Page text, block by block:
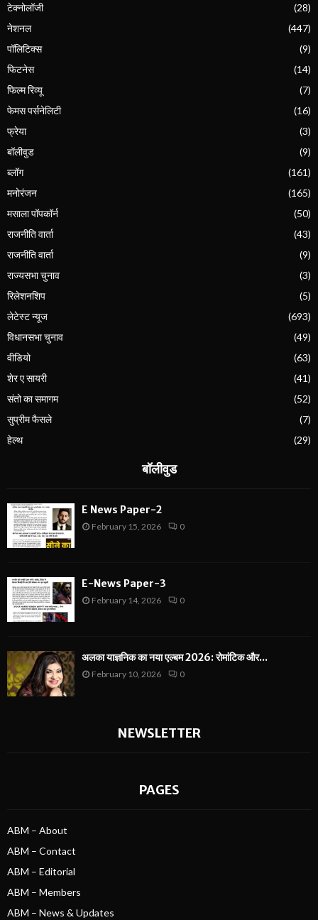
टेक्नोलॉजी
(28)
नेशनल
(447)
पॉलिटिक्स
(9)
फिटनेस
(14)
फिल्म रिव्यू
(7)
फेमस पर्सनेलिटी
(16)
फ्रेया
(3)
बॉलीवुड
(9)
ब्लॉग
(161)
मनोरंजन
(165)
मसाला पॉपकॉर्न
(50)
राजनीति वार्ता
(43)
राजनीति वार्ता
(9)
राज्यसभा चुनाव
(3)
रिलेशनशिप
(5)
लेटेस्ट न्यूज
(693)
विधानसभा चुनाव
(49)
वीडियो
(63)
शेर ए सायरी
(41)
संतो का समागम
(52)
सुप्रीम फैसले
(7)
हेल्थ
(29)
बॉलीवुड
E News Paper-2
February 15, 2026 0
E-News Paper-3
February 14, 2026 0
अलका याज्ञनिक का नया एल्बम 2026: रोमांटिक और...
February 10, 2026 0
NEWSLETTER
PAGES
ABM – About
ABM – Contact
ABM – Editorial
ABM – Members
ABM – News & Updates